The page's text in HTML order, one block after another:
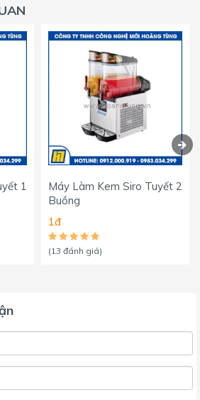
1
Máy Làm Kem Siro Tuyết 2
Buồng
1đ
(13 đánh giá)